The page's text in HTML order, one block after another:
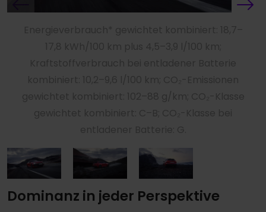
Dominanz in jeder Perspektive